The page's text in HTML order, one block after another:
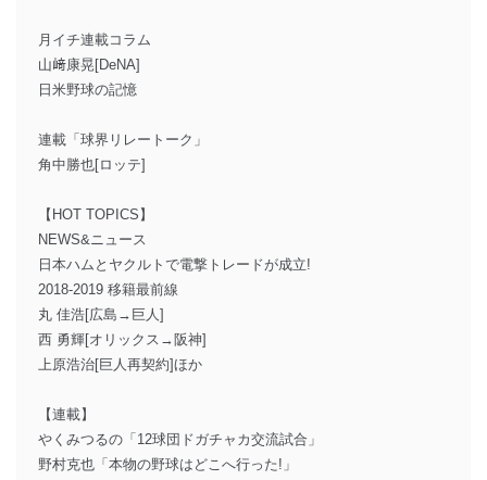
月イチ連載コラム
山﨑康晃[DeNA]
日米野球の記憶
連載「球界リレートーク」
角中勝也[ロッテ]
【HOT TOPICS】
NEWS&ニュース
日本ハムとヤクルトで電撃トレードが成立!
2018-2019 移籍最前線
丸 佳浩[広島→巨人]
西 勇輝[オリックス→阪神]
上原浩治[巨人再契約]ほか
【連載】
やくみつるの「12球団ドガチャカ交流試合」
野村克也「本物の野球はどこへ行った!」